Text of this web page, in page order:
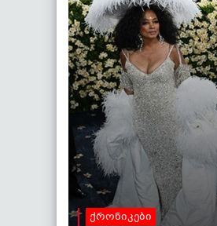
ქრონიკები